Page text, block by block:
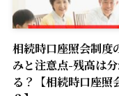
相続時口座照会制度
みと注意点-残高は
る？【相続時口座照